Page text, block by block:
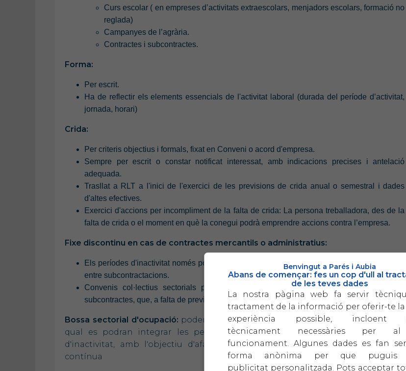
Curs escolar ( en empreses d’activitats extraescolars, menjadors escolars, formació no
reglada)
Campanyes de l’agrària.
Contractes i subcontractes.
Forma:
Per escrit.
Ha de reflectir els elements essencials de l'activitat laboral (durada del període d’activitat,
jornada, horari)
Crida:
Per criteris objectius i formals, fixat en Conveni o acord d'empresa.
Sempre per escrit o constar notificat interessat, amb indicacions precises i antelació
adequada.
Trasllat a RLT a l'inici de l'exercici de les previsions de crida anual o semestral i dades
d'altes efectives.
Exercici d'accions per incompliment de la falta de crida: La persona treballadora, des de la
falta de crida o el moment en què la conegui podrà emprendre accions contra l’empresa.
Fixe discontinu en cas de contractes mercantils o administratius:
Els períodes d'inactivitat només podran produir-se com a terminis d'espera de recol·locació
entre subcontractacions.
Convenis col·lectius sectorials podran determinar un termini màxim d'inactivitat entre
subcontractes, que, a falta de previsió convencional, serà de 3 mesos.
Bossa sectorial d'ocupació: poden crear-se per conveni col·lectiu del sector, en la
qual es podran integrar les persones fixes discontínues durant els períodes
d'inactivitat, amb l'objectiu d'afavorir la seva contractació i la seva formació
contínua
Benvingut a Parés i Aubia
Abans de començar: fes un cop d'ull al
de les teves dades
La nostra pàgina web fa servir
tractament de la informació per oferir-te
experiència possible, incloent
tècnicament necessàries per
funcionament. Algunes dades es fan
forma anònima per que puguis
publicitat personalitzada. Pots acceptar